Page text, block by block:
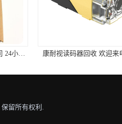
康耐视读码器回收 欢迎来电咨询
保留所有权利.